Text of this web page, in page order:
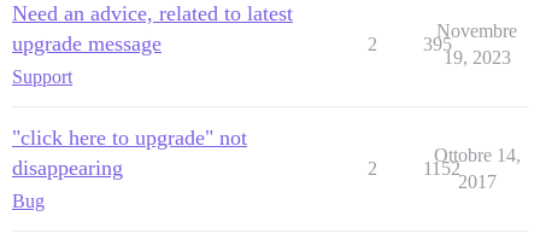
Need an advice, related to latest
upgrade message
Support
2 395
Novembre
19, 2023
"click here to upgrade" not
disappearing
Bug
2 1152
Ottobre 14,
2017